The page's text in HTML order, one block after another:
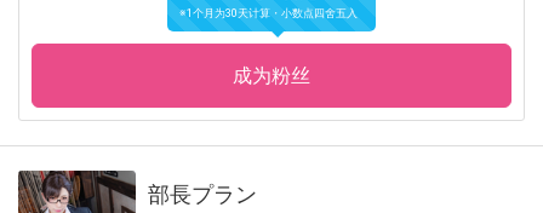
※1个月为30天计算・小数点四舍五入
成为粉丝
部長プラン